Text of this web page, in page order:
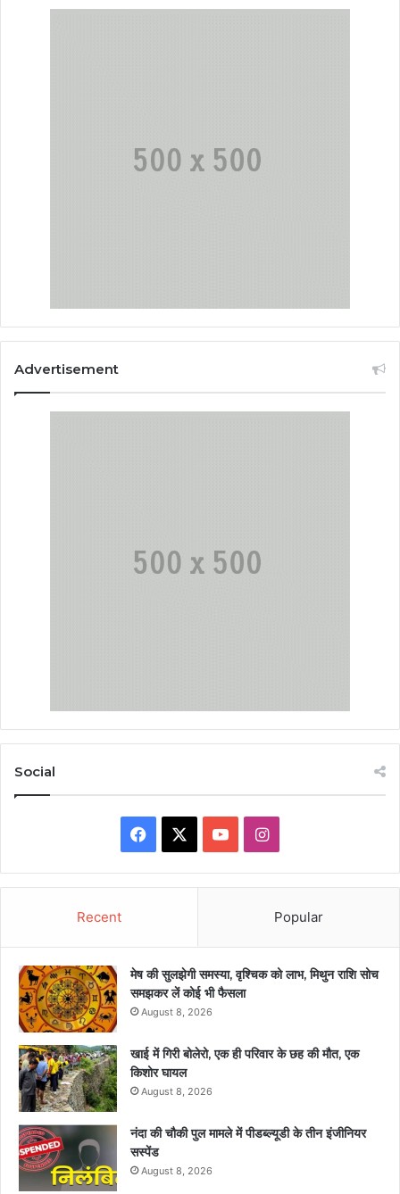
Advertisement
Social
Facebook YouTubeInstagram
Recent Popular
मेष की सुलझेगी समस्या, वृश्चिक को लाभ, मिथुन राशि सोच
समझकर लें कोई भी फैसला
August 8, 2026
खाई में गिरी बोलेरो, एक ही परिवार के छह की मौत, एक
किशोर घायल
August 8, 2026
नंदा की चौकी पुल मामले में पीडब्ल्यूडी के तीन इंजीनियर
सस्पेंड
August 8, 2026